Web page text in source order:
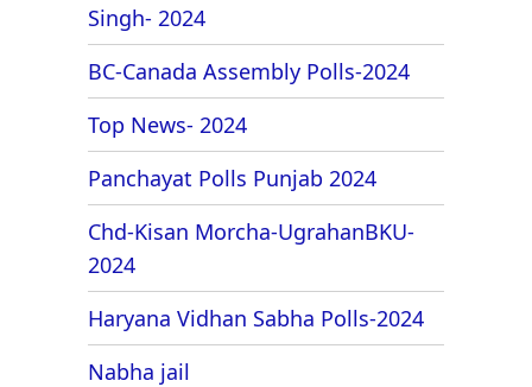
Singh- 2024
BC-Canada Assembly Polls-2024
Top News- 2024
Panchayat Polls Punjab 2024
Chd-Kisan Morcha-UgrahanBKU-
2024
Haryana Vidhan Sabha Polls-2024
Nabha jail